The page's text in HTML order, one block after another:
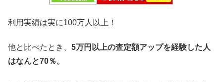
利用実績は実に100万人以上！
他と比べたとき、 5万円以上の査定額アップを経験した人
はなんと70％。